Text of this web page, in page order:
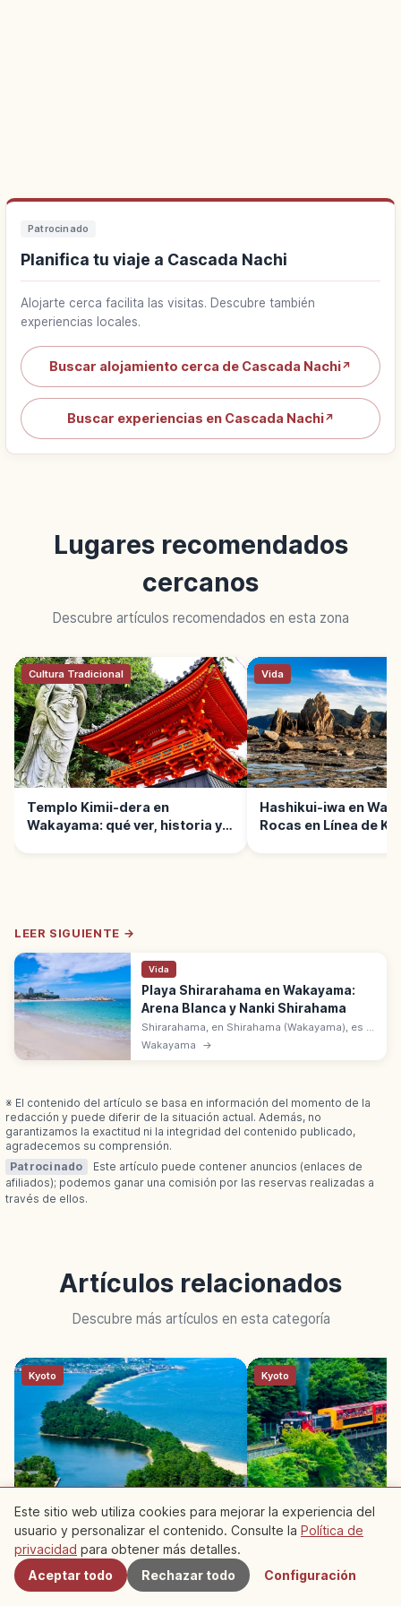
Patrocinado
Planifica tu viaje a Cascada Nachi
Alojarte cerca facilita las visitas. Descubre también
experiencias locales.
Buscar alojamiento cerca de Cascada Nachi↗
Buscar experiencias en Cascada Nachi↗
Lugares recomendados
cercanos
Descubre artículos recomendados en esta zona
Cultura Tradicional
Templo Kimii-dera en
Wakayama: qué ver, historia y
Vida
Hashikui-iwa en
Rocas en Línea de
LEER SIGUIENTE →
Vida
Playa Shirarahama en Wakayama:
Arena Blanca y Nanki Shirahama
Shirarahama, en Shirahama (Wakayama), es la
playa de arena blanca de cuarzo de 620 m,
regenerada con arena de Australia. Hermana
Wakayama →
※ El contenido del artículo se basa en información del momento de la
redacción y puede diferir de la situación actual. Además, no
garantizamos la exactitud ni la integridad del contenido publicado,
agradecemos su comprensión.
Patrocinado
Este artículo puede contener anuncios (enlaces de
afiliados); podemos ganar una comisión por las reservas realizadas a
través de ellos.
Artículos relacionados
Descubre más artículos en esta categoría
Kyoto
Amanohashidate en Kioto: una
de las Tres Vistas de Japón
Kyoto
Tren Sagano
7,3 km por el Valle
Cercanos
Este sitio web utiliza cookies para mejorar la experiencia del
usuario y personalizar el contenido. Consulte la Política de
privacidad para obtener más detalles.
Aceptar todo
Rechazar todo Configuración